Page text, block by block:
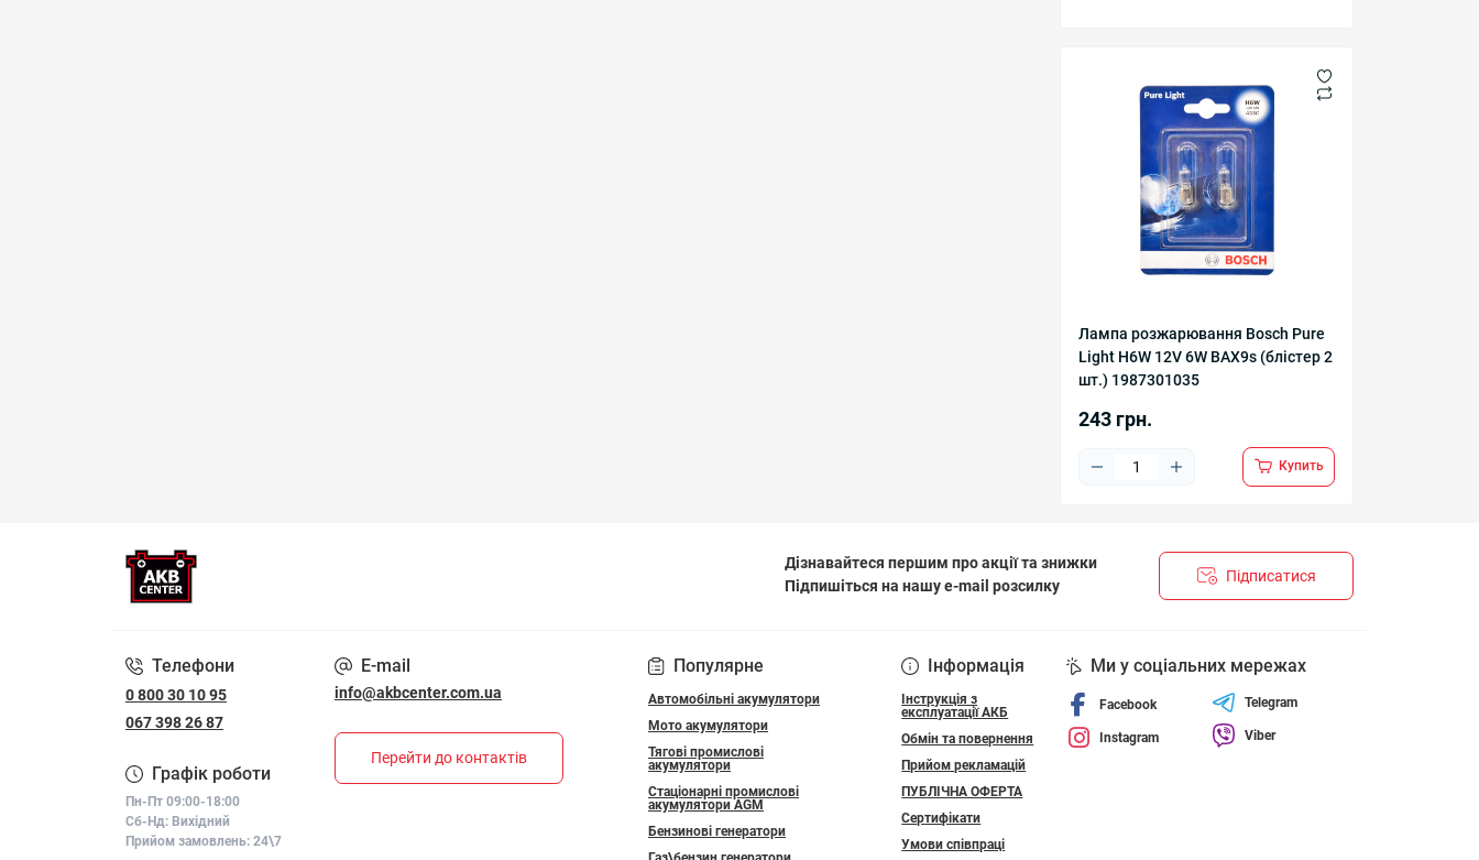
Лампа розжарювання Bosch Pure
Light H6W 12V 6W BAX9s (блістер 2
шт.) 1987301035
243 грн.
Купить
Дізнавайтеся першим про акції та знижки
Підпишіться на нашу e-mail розсилку
Підписатися
Телефони
0 800 30 10 95
067 398 26 87
Графік роботи
Пн-Пт 09:00-18:00
Сб-Нд: Вихідний
Прийом замовлень: 24\7
E-mail
info@akbcenter.com.ua
Перейти до контактів
Популярне
Автомобільні акумулятори
Мото акумулятори
Тягові промислові
акумулятори
Стаціонарні промислові
акумулятори АGM
Бензинові генератори
Інформація
Інструкція з
експлуатації АКБ
Обмін та повернення
Прийом рекламацій
ПУБЛІЧНА ОФЕРТА
Сертифікати
Умови співпраці
Ми у соціальних мережах
Facebook
Instagram
Telegram
Viber